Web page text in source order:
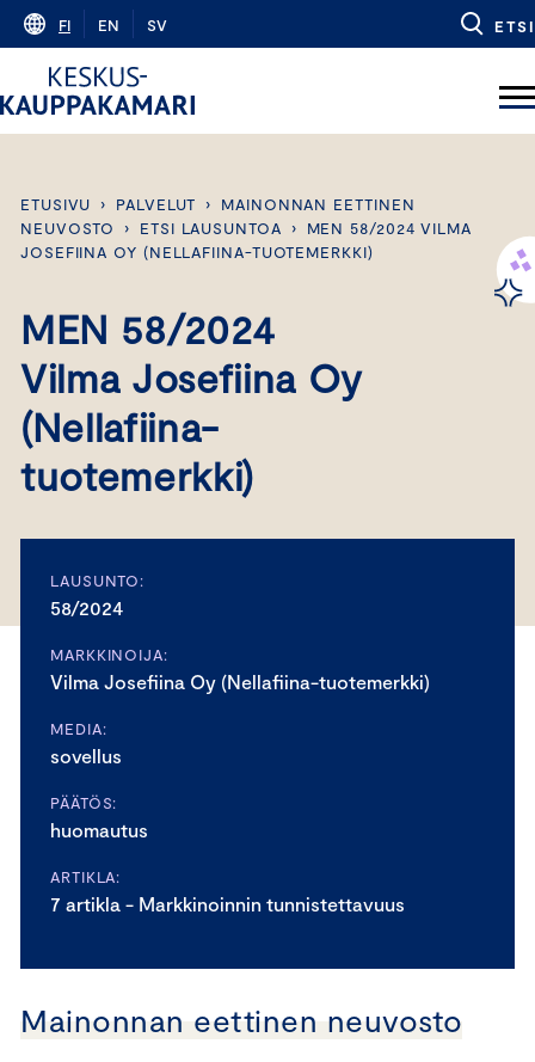
Skip
content
FI EN SV ETSI
ETUSIVU › PALVELUT ›
MAINONNAN EETTINEN
NEUVOSTO
› ETSI LAUSUNTOA ›
MEN 58/2024 VILMA
JOSEFIINA OY (NELLAFIINA-TUOTEMERKKI)
MEN 58/2024
Vilma Josefiina Oy
(Nellafiina-
tuotemerkki)
LAUSUNTO:
58/2024
MARKKINOIJA:
Vilma Josefiina Oy (Nellafiina-tuotemerkki)
MEDIA:
sovellus
PÄÄTÖS:
huomautus
ARTIKLA:
7 artikla - Markkinoinnin tunnistettavuus
Mainonnan eettinen neuvosto